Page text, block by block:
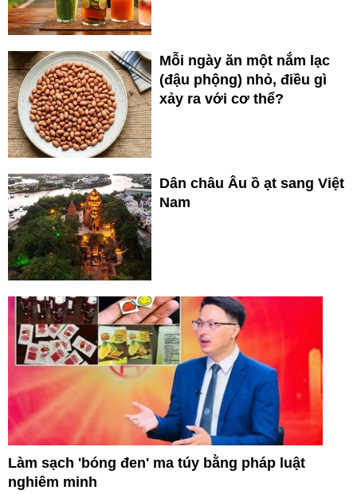
Mỗi ngày ăn một nắm lạc
(đậu phộng) nhỏ, điều gì
xảy ra với cơ thể?
Dân châu Âu ồ ạt sang Việt
Nam
Làm sạch 'bóng đen' ma túy bằng pháp luật
nghiêm minh